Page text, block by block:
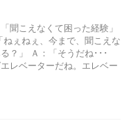
聞こえなくて困った経験」
ぇねぇ、今まで、聞こえな
？」 Ａ：「そうだね･･･
レベーターだね。エレベー